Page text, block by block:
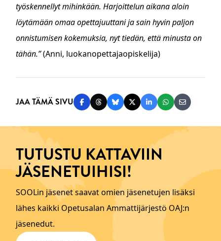
työskennellyt mihinkään. Harjoittelun aikana aloin
löytämään omaa opettajuuttani ja sain hyvin paljon
onnistumisen kokemuksia, nyt tiedän, että minusta on
tähän.”(Anni, luokanopettajaopiskelija)
JAA TÄMÄ SIVU Jaa Facebookissa
Jaa Threadsissa
Jaa Blueskyssä
Jaa Twitterissä
Jaa LinkedInissä
Jaa Jaa
TUTUSTU KATTAVIIN
JÄSENETUIHISI!
SOOLin jäsenet saavat omien jäsenetujen lisäksi
lähes kaikki Opetusalan Ammattijärjestö OAJ:n
jäsenedut.